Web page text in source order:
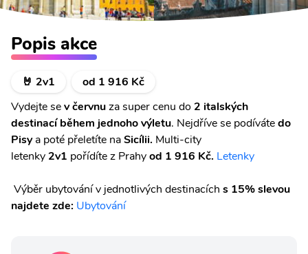
Popis akce
🤘 2v1
od 1 916 Kč
Vydejte sev červnuza super cenu do 2 italských
destinací během jednoho výletu. Nejdříve se podívátedo
Pisya poté přeletíte naSicílii. Multi-city
letenky 2v1 pořídíte z Prahyod 1 916 Kč. Letenky
Výběr ubytování v jednotlivých destinacích s 15% slevou
najdete zde: Ubytování